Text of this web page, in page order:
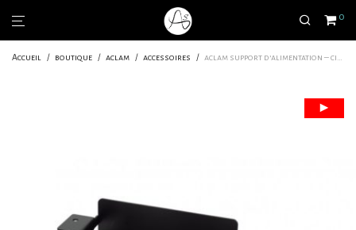
0
Accueil / boutique / aclam / accessoires / aclam support d’alimentation – cioks dc10/ac10